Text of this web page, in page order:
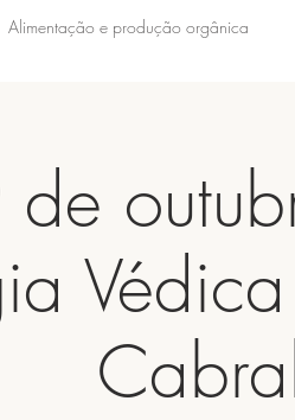
Alimentação e produção orgânica